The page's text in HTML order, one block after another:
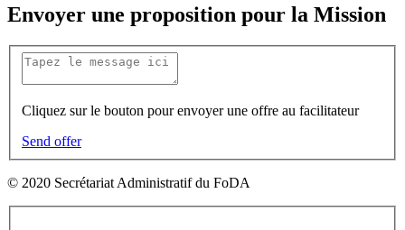
Envoyer une proposition pour la Mission
Cliquez sur le bouton pour envoyer une offre au facilitateur
Send offer
© 2020 Secrétariat Administratif du FoDA